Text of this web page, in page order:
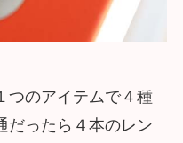
つのアイテムで４種
だったら４本のレン